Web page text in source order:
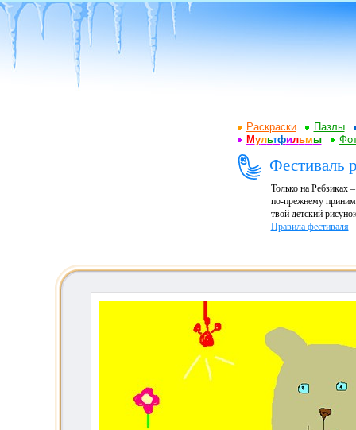
Раскраски
Пазлы
Мультфильмы
Фестиваль
Только на Ребзиках
по-прежнему
твой детский
Правила фестиваля